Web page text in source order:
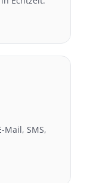
Mail, SMS,